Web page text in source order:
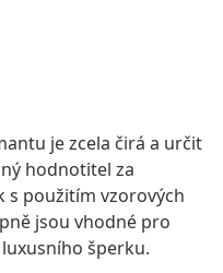
je zcela čirá a určit
hodnotitel za
s použitím vzorových
jsou vhodné pro
šperku.